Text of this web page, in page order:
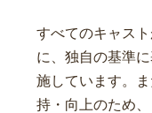
すべてのキャス
に、独自の基準
施しています。
持・向上のため